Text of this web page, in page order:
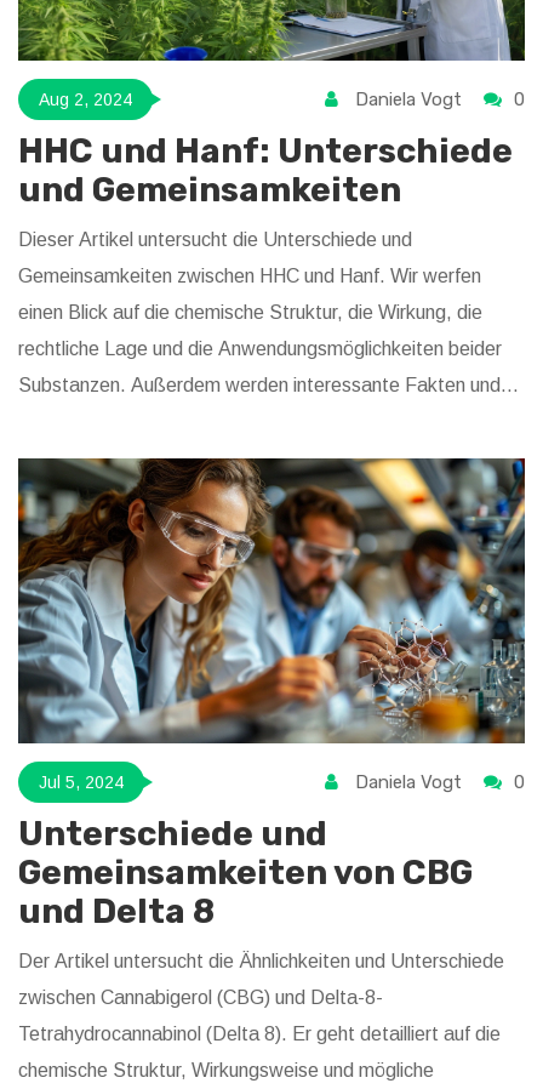
Aug 2, 2024 Daniela Vogt 0
HHC und Hanf: Unterschiede
und Gemeinsamkeiten
Dieser Artikel untersucht die Unterschiede und
Gemeinsamkeiten zwischen HHC und Hanf. Wir werfen
einen Blick auf die chemische Struktur, die Wirkung, die
rechtliche Lage und die Anwendungsmöglichkeiten beider
Substanzen. Außerdem werden interessante Fakten und
Jul 5, 2024 Daniela Vogt 0
Unterschiede und
Gemeinsamkeiten von CBG
und Delta 8
Der Artikel untersucht die Ähnlichkeiten und Unterschiede
zwischen Cannabigerol (CBG) und Delta-8-
Tetrahydrocannabinol (Delta 8). Er geht detailliert auf die
chemische Struktur, Wirkungsweise und mögliche